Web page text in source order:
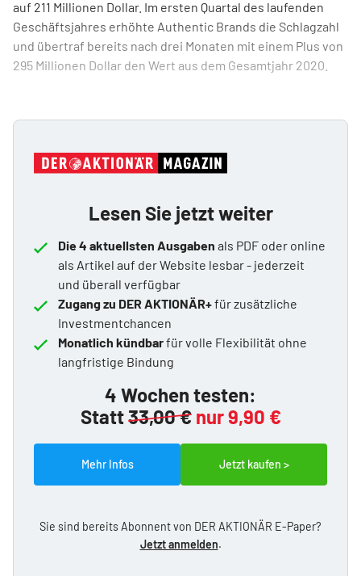
auf 211 Millionen Dollar. Im ersten Quartal des laufenden
Geschäftsjahres erhöhte Authentic Brands die Schlagzahl
und übertraf bereits nach drei Monaten mit einem Plus von
295 Millionen Dollar den Wert aus dem Gesamtjahr 2020.
Lesen Sie jetzt weiter
Die 4 aktuellsten Ausgaben als PDF oder online
als Artikel auf der Website lesbar - jederzeit
und überall verfügbar
Zugang zu DER AKTIONÄR+für zusätzliche
Investmentchancen
Monatlich kündbarfür volle Flexibilität ohne
langfristige Bindung
4 Wochen testen:
Statt33,00 € nur 9,90 €
Mehr Infos Jetzt kaufen >
Sie sind bereits Abonnent von DER AKTIONÄR E-Paper?
Jetzt anmelden.